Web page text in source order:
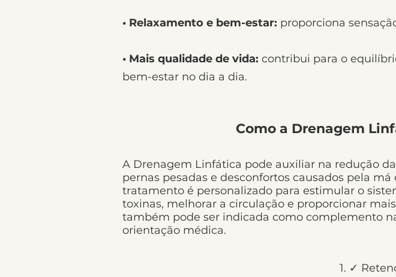
• Relaxamento e bem-estar: proporciona
• Mais qualidade de vida: contribui para o
bem-estar no dia a dia.
Como a Drenagem
A Drenagem Linfática pode auxiliar na redução
pernas pesadas e desconfortos causados pela
tratamento é personalizado para estimular o
toxinas, melhorar a circulação e proporcionar
também pode ser indicada como complemento
orientação médica.
✓